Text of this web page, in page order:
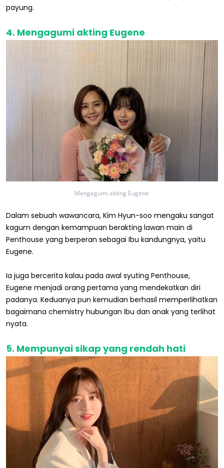
payung.
4. Mengagumi akting Eugene
Mengagumi akting Eugene
Dalam sebuah wawancara, Kim Hyun-soo mengaku sangat
kagum dengan kemampuan berakting lawan main di
Penthouse yang berperan sebagai Ibu kandungnya, yaitu
Eugene.
Ia juga bercerita kalau pada awal syuting Penthouse,
Eugene menjadi orang pertama yang mendekatkan diri
padanya. Keduanya pun kemudian berhasil memperlihatkan
bagaimana chemistry hubungan Ibu dan anak yang terlihat
nyata.
5. Mempunyai sikap yang rendah hati